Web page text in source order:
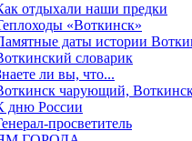
отдыхали наши предки
«Воткинск»
даты истории
словарик
ли вы, что...
чарующий,
дню России
просветитель